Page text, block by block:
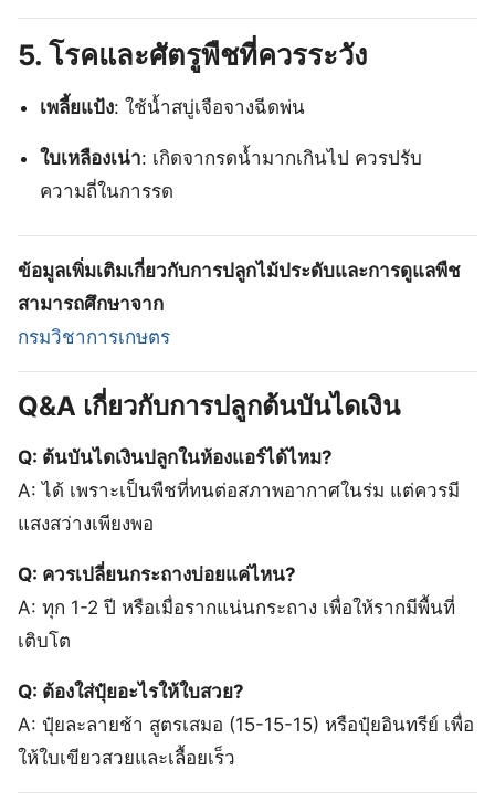
5. โรคและศัตรูพืชที่ควรระวัง
เพลี้ยแป้ง: ใช้น้ำสบู่เจือจางฉีดพ่น
ใบเหลืองเน่า: เกิดจากรดน้ำมากเกินไป ควรปรับ
ความถี่ในการรด
ข้อมูลเพิ่มเติมเกี่ยวกับการปลูกไม้ประดับและการดูแลพืช
สามารถศึกษาจาก
กรมวิชาการเกษตร
Q&A เกี่ยวกับการปลูกต้นบันไดเงิน
Q: ต้นบันไดเงินปลูกในห้องแอร์ได้ไหม?
A: ได้ เพราะเป็นพืชที่ทนต่อสภาพอากาศในร่ม แต่ควรมี
แสงสว่างเพียงพอ
Q: ควรเปลี่ยนกระถางบ่อยแค่ไหน?
A: ทุก 1-2 ปี หรือเมื่อรากแน่นกระถาง เพื่อให้รากมีพื้นที่
เติบโต
Q: ต้องใส่ปุ๋ยอะไรให้ใบสวย?
A: ปุ๋ยละลายช้า สูตรเสมอ (15-15-15) หรือปุ๋ยอินทรีย์ เพื่อ
ให้ใบเขียวสวยและเลื้อยเร็ว